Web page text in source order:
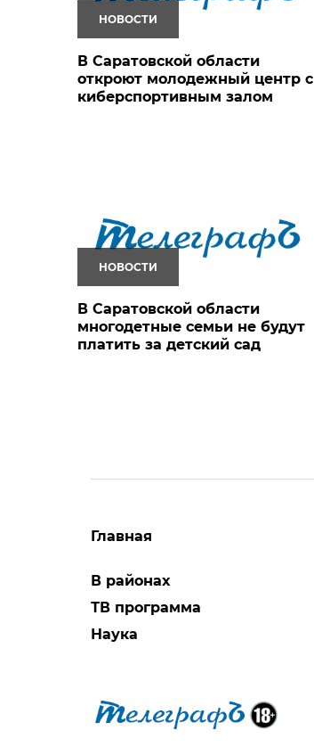
НОВОСТИ
В Саратовской области
откроют молодежный центр с
киберспортивным залом
НОВОСТИ
В Саратовской области
многодетные семьи не будут
платить за детский сад
Главная
В районах
ТВ программа
Наука